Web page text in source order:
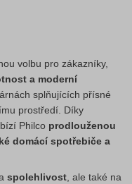
volbu pro zákazníky,
a moderní
splňujících přísné
prostředí. Díky
Philco prodlouženou
domácí spotřebiče a
spolehlivost, ale také na